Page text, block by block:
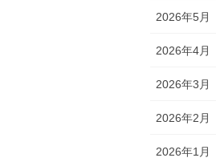
2026年5月
2026年4月
2026年3月
2026年2月
2026年1月